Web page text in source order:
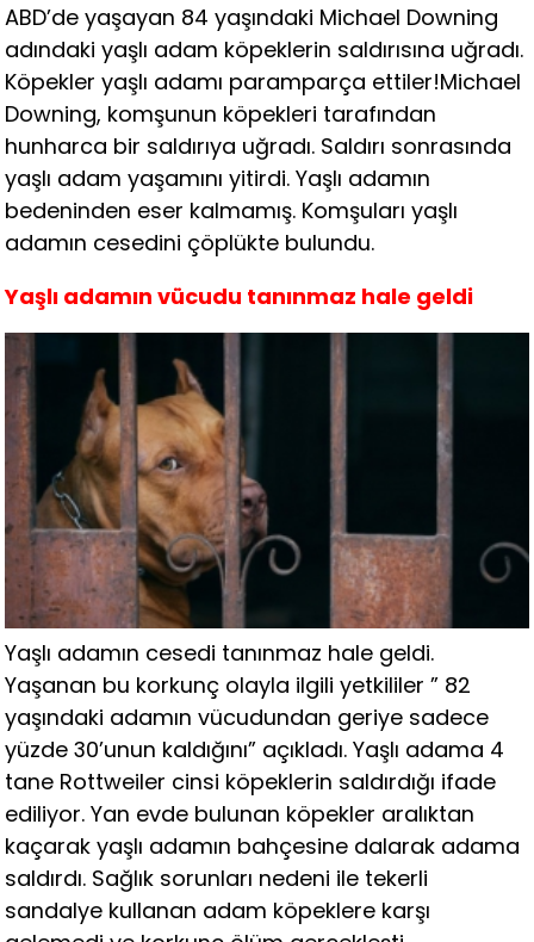
ABD’de yaşayan 84 yaşındaki Michael Downing
adındaki yaşlı adam köpeklerin saldırısına uğradı.
Köpekler yaşlı adamı paramparça ettiler!Michael
Downing, komşunun köpekleri tarafından
hunharca bir saldırıya uğradı. Saldırı sonrasında
yaşlı adam yaşamını yitirdi. Yaşlı adamın
bedeninden eser kalmamış. Komşuları yaşlı
adamın cesedini çöplükte bulundu.
Yaşlı adamın vücudu tanınmaz hale geldi
Yaşlı adamın cesedi tanınmaz hale geldi.
Yaşanan bu korkunç olayla ilgili yetkililer ” 82
yaşındaki adamın vücudundan geriye sadece
yüzde 30’unun kaldığını” açıkladı. Yaşlı adama 4
tane Rottweiler cinsi köpeklerin saldırdığı ifade
ediliyor. Yan evde bulunan köpekler aralıktan
kaçarak yaşlı adamın bahçesine dalarak adama
saldırdı. Sağlık sorunları nedeni ile tekerli
sandalye kullanan adam köpeklere karşı